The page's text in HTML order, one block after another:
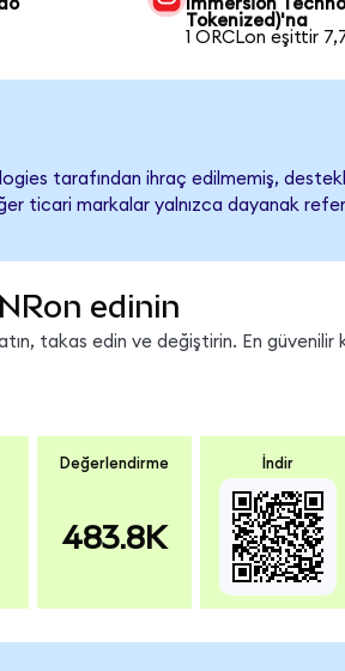
Immersion
Tokenized)'na
1 ORCLon eşittir
tarafından ihraç edilmemiş,
ticari markalar yalnızca dayanak
edinin
takas edin ve değiştirin. En güvenilir
Değerlendirme
483.8K
İndir